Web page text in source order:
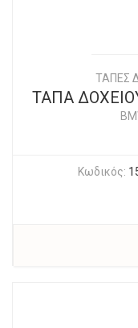
ΤΑΠΕΣ
ΤΑΠΑ
Κωδικός: